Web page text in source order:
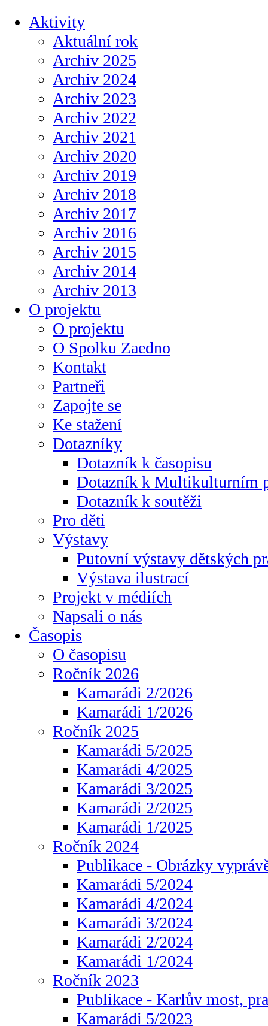
Aktivity
Aktuální rok
Archiv 2025
Archiv 2024
Archiv 2023
Archiv 2022
Archiv 2021
Archiv 2020
Archiv 2019
Archiv 2018
Archiv 2017
Archiv 2016
Archiv 2015
Archiv 2014
Archiv 2013
O projektu
O projektu
O Spolku Zaedno
Kontakt
Partneři
Zapojte se
Ke stažení
Dotazníky
Dotazník k časopisu
Dotazník k Multikulturním
Dotazník k soutěži
Pro děti
Výstavy
Putovní výstavy dětských
Výstava ilustrací
Projekt v médiích
Napsali o nás
Časopis
O časopisu
Ročník 2026
Kamarádi 2/2026
Kamarádi 1/2026
Ročník 2025
Kamarádi 5/2025
Kamarádi 4/2025
Kamarádi 3/2025
Kamarádi 2/2025
Kamarádi 1/2025
Ročník 2024
Publikace - Obrázky
Kamarádi 5/2024
Kamarádi 4/2024
Kamarádi 3/2024
Kamarádi 2/2024
Kamarádi 1/2024
Ročník 2023
Publikace - Karlův most,
Kamarádi 5/2023